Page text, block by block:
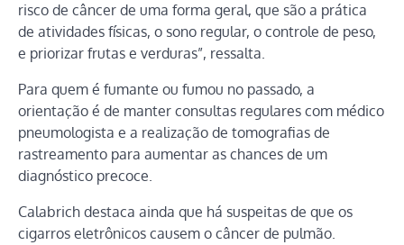
risco de câncer de uma forma geral, que são a prática
de atividades físicas, o sono regular, o controle de peso,
e priorizar frutas e verduras”, ressalta.
Para quem é fumante ou fumou no passado, a
orientação é de manter consultas regulares com médico
pneumologista e a realização de tomografias de
rastreamento para aumentar as chances de um
diagnóstico precoce.
Calabrich destaca ainda que há suspeitas de que os
cigarros eletrônicos causem o câncer de pulmão.